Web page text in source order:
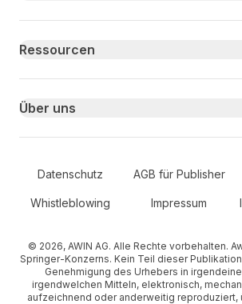
Ressourcen
Über uns
Secondary Footer Navigation
Datenschutz AGB für Publisher
Whistleblowing Impressum
© 2026, AWIN AG. Alle Rechte vorbehalten.
Springer-Konzerns. Kein Teil dieser
Genehmigung des Urhebers in
irgendwelchen Mitteln, elektronisch,
aufzeichnend oder anderweitig reproduziert,